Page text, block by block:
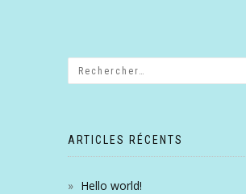
ARTICLES RÉCENTS
Hello world!